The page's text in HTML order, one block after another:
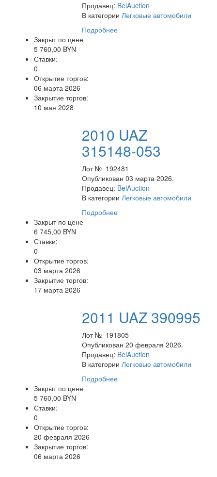
Продавец: BelAuction
В категорииЛегковые автомобили
Подробнее
Закрыт по цене
5 760,00 BYN
Ставки:
0
Открытие торгов:
06 марта 2026
Закрытие торгов:
10 мая 2028
2010 UAZ
315148-053
Лот № 192481
Опубликован 03 марта 2026.
Продавец: BelAuction
В категорииЛегковые автомобили
Подробнее
Закрыт по цене
6 745,00 BYN
Ставки:
0
Открытие торгов:
03 марта 2026
Закрытие торгов:
17 марта 2026
2011 UAZ 390995
Лот № 191805
Опубликован 20 февраля 2026.
Продавец: BelAuction
В категорииЛегковые автомобили
Подробнее
Закрыт по цене
5 760,00 BYN
Ставки:
0
Открытие торгов:
20 февраля 2026
Закрытие торгов:
06 марта 2026